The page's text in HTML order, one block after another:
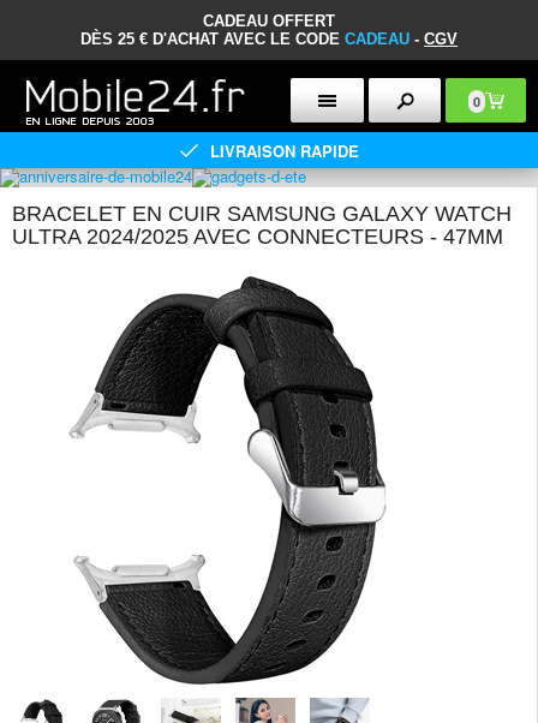
CADEAU OFFERT
DÈS 25 € D'ACHAT AVEC LE CODE CADEAU - CGV
0
LIVRAISON RAPIDE
BRACELET EN CUIR SAMSUNG GALAXY WATCH
ULTRA 2024/2025 AVEC CONNECTEURS - 47MM